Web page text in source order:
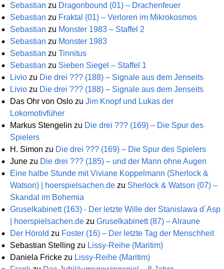
Sebastian zu Dragonbound (01) – Drachenfeuer
Sebastian zu Fraktal (01) – Verloren im Mikrokosmos
Sebastian zu Monster 1983 – Staffel 2
Sebastian zu Monster 1983
Sebastian zu Tinnitus
Sebastian zu Sieben Siegel – Staffel 1
Livio zu Die drei ??? (188) – Signale aus dem Jenseits
Livio zu Die drei ??? (188) – Signale aus dem Jenseits
Das Ohr von Oslo zu Jim Knopf und Lukas der
Lokomotivfüher
Markus Stengelin zu Die drei ??? (169) – Die Spur des
Spielers
H. Simon zu Die drei ??? (169) – Die Spur des Spielers
June zu Die drei ??? (185) – und der Mann ohne Augen
Eine halbe Stunde mit Viviane Koppelmann (Sherlock &
Watson) | hoerspielsachen.de zu Sherlock & Watson (07) –
Skandal im Bohemia
Gruselkabinett (163) - Der letzte Wille der Stanislawa d´Asp
| hoerspielsachen.de zu Gruselkabinett (87) – Alraune
Der Hörold zu Foster (16) – Der letzte Tag der Menschheit
Sebastian Stelling zu Lissy-Reihe (Maritim)
Daniela Fricke zu Lissy-Reihe (Maritim)